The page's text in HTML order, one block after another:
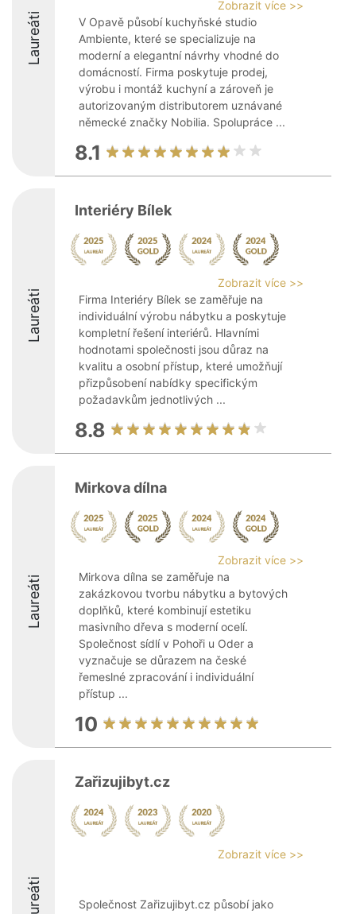
Laureáti
Zobrazit více >>
V Opavě působí kuchyňské studio
Ambiente, které se specializuje na
moderní a elegantní návrhy vhodné do
domácností. Firma poskytuje prodej,
výrobu i montáž kuchyní a zároveň je
autorizovaným distributorem uznávané
německé značky Nobilia. Spolupráce ...
8.1
Laureáti
Interiéry Bílek
Zobrazit více >>
Firma Interiéry Bílek se zaměřuje na
individuální výrobu nábytku a poskytuje
kompletní řešení interiérů. Hlavními
hodnotami společnosti jsou důraz na
kvalitu a osobní přístup, které umožňují
přizpůsobení nabídky specifickým
požadavkům jednotlivých ...
8.8
Laureáti
Mirkova dílna
Zobrazit více >>
Mirkova dílna se zaměřuje na
zakázkovou tvorbu nábytku a bytových
doplňků, které kombinují estetiku
masivního dřeva s moderní ocelí.
Společnost sídlí v Pohoři u Oder a
vyznačuje se důrazem na české
řemeslné zpracování i individuální
přístup ...
10
Zařizujibyt.cz
Zobrazit více >>
Společnost Zařizujibyt.cz působí jako